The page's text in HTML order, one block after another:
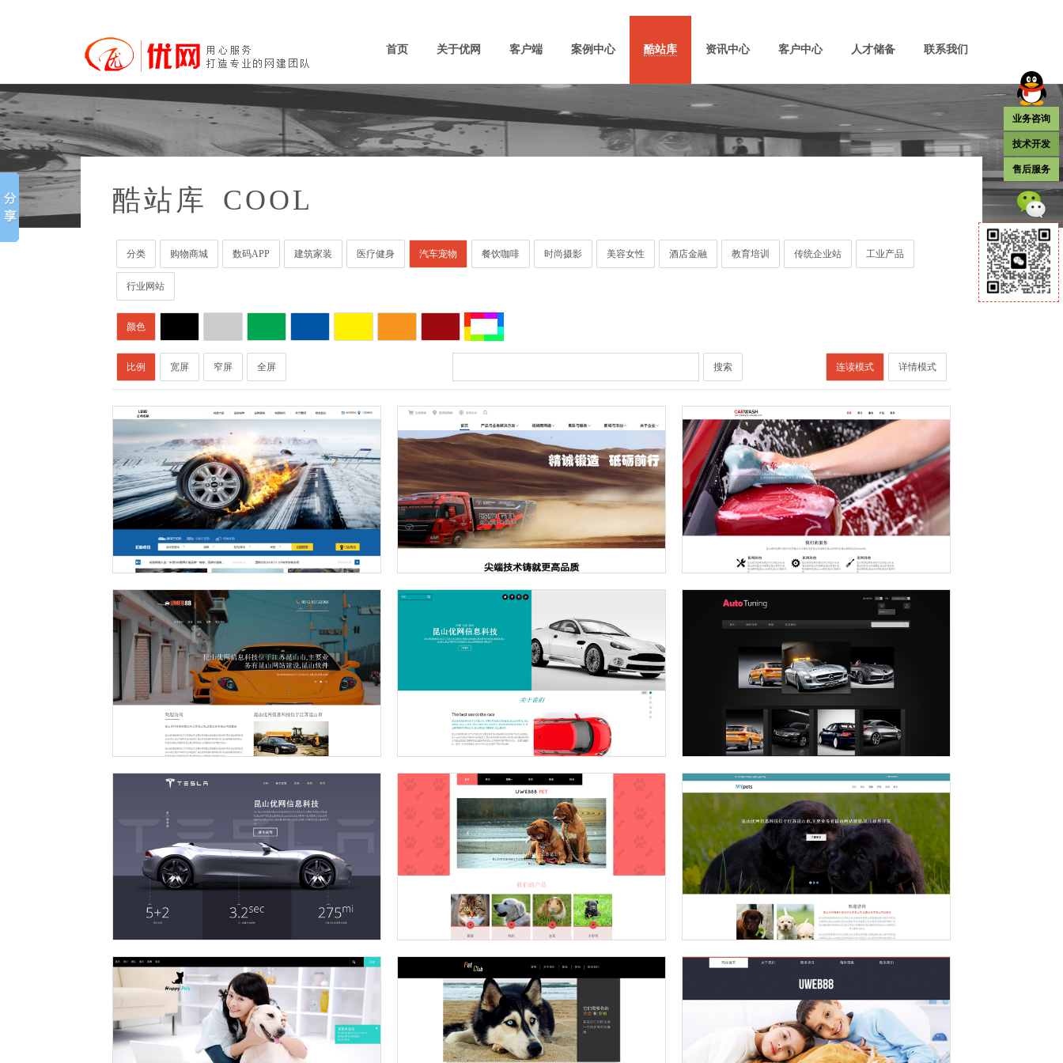
首页 关于优网 客户端 案例中心 酷站库 资讯中心 客户中心 人才储备 联系我们
酷站库 COOL
分类 购物商城 数码APP 建筑家装 医疗健身 汽车宠物 餐饮咖啡 时尚摄影 美容女性 酒店金融 教育培训 传统企业站 工业产品
行业网站
颜色
比例 宽屏 窄屏 全屏 详情模式
连读模式
搜索
业务咨询
技术开发
售后服务